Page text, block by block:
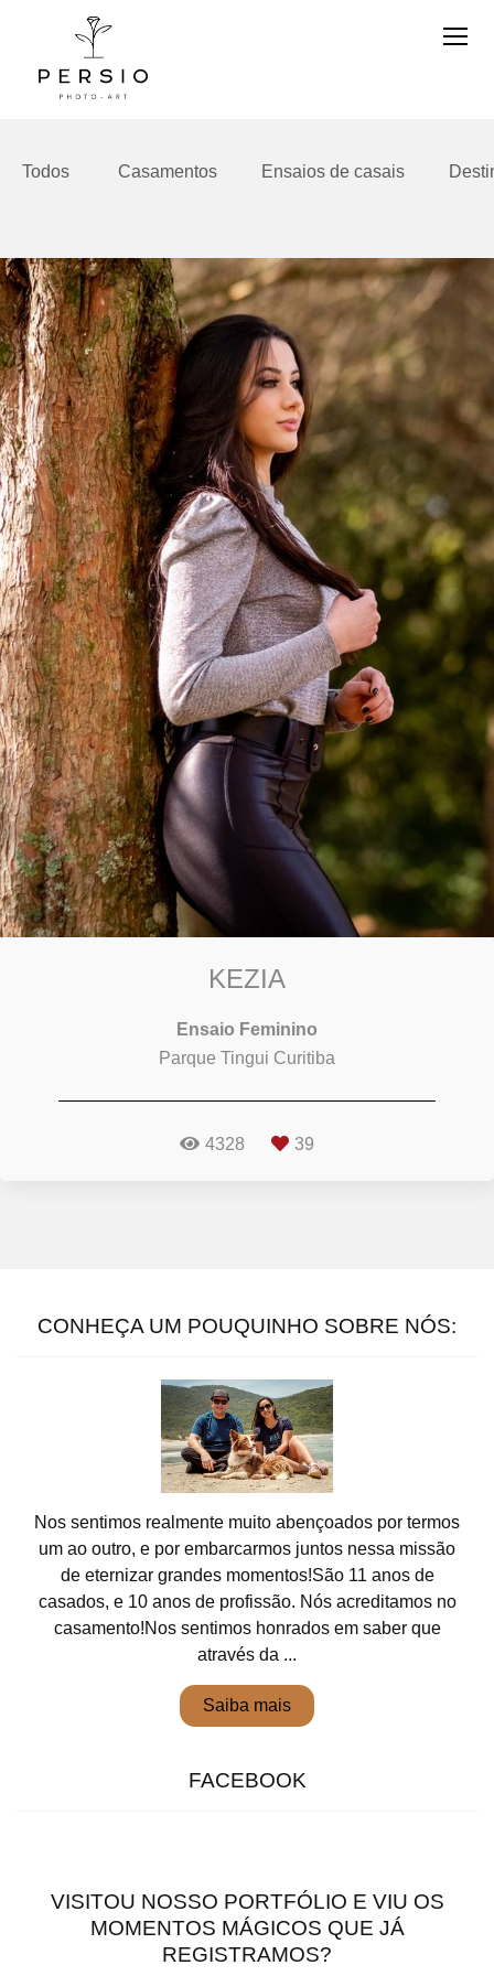
Todos Casamentos Ensaios de casais
KEZIA
Ensaio Feminino
Parque Tingui Curitiba
4328 39
CONHEÇA UM POUQUINHO SOBRE NÓS:
Nos sentimos realmente muito abençoados por termos
um ao outro, e por embarcarmos juntos nessa missão
de eternizar grandes momentos!São 11 anos de
casados, e 10 anos de profissão. Nós acreditamos no
casamento!Nos sentimos honrados em saber que
através da ...
Saiba mais
FACEBOOK
VISITOU NOSSO PORTFÓLIO E VIU OS
MOMENTOS MÁGICOS QUE JÁ
REGISTRAMOS?